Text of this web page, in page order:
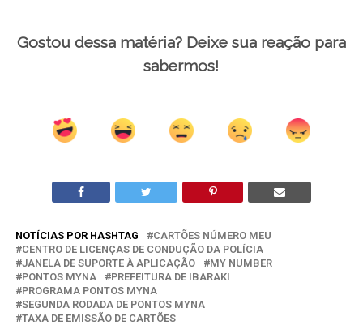
Gostou dessa matéria? Deixe sua reação para
sabermos!
NOTÍCIAS POR HASHTAG
CARTÕES NÚMERO MEU
CENTRO DE LICENÇAS DE CONDUÇÃO DA POLÍCIA
JANELA DE SUPORTE À APLICAÇÃO
MY NUMBER
PONTOS MYNA
PREFEITURA DE IBARAKI
PROGRAMA PONTOS MYNA
SEGUNDA RODADA DE PONTOS MYNA
TAXA DE EMISSÃO DE CARTÕES